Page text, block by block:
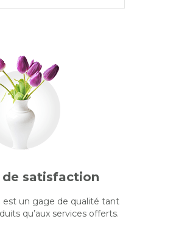
de satisfaction
est un gage de qualité tant
qu’aux services offerts.